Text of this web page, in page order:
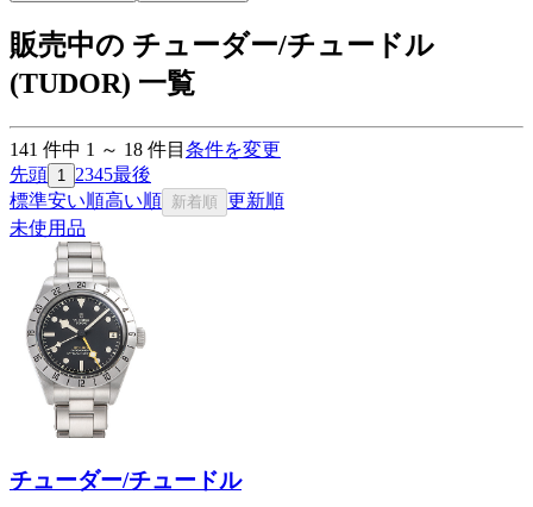
販売中の チューダー/チュードル
(TUDOR) 一覧
141 件中 1 ～ 18 件目 条件を変更
先頭 1 2345最後
標準安い順高い順 新着順 更新順
未使用品
チューダー/チュードル